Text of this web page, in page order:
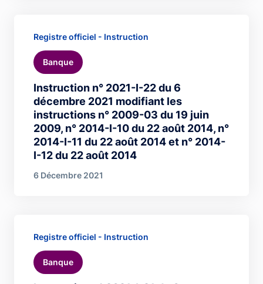
Instruction n° 2021-I-22 du 6
décembre 2021 modifiant les
instructions n° 2009-03 du 19 juin
2009, n° 2014-I-10 du 22 août 2014, n°
2014-I-11 du 22 août 2014 et n° 2014-
I-12 du 22 août 2014
Registre officiel - Instruction
Banque
6 Décembre 2021
Registre officiel - Instruction
Banque